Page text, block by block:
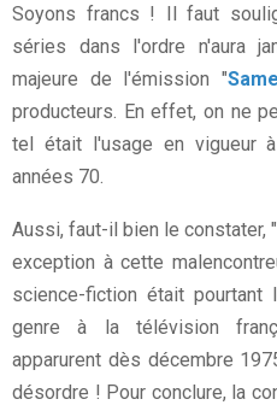
Soyons francs ! Il faut
séries dans l'ordre n'aura
majeure de l'émission "
producteurs. En effet, on ne
tel était l'usage en vigueur
années 70.
Aussi, faut-il bien le constater, "
exception à cette
science-fiction était pourtant
genre à la télévision
apparurent dès décembre
désordre ! Pour conclure, la